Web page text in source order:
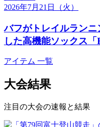
2026年7月21日
（火）
バフがトレイルラン
した高機能ソックス
アイテム 一覧
大会結果
注目の大会の速報と結果